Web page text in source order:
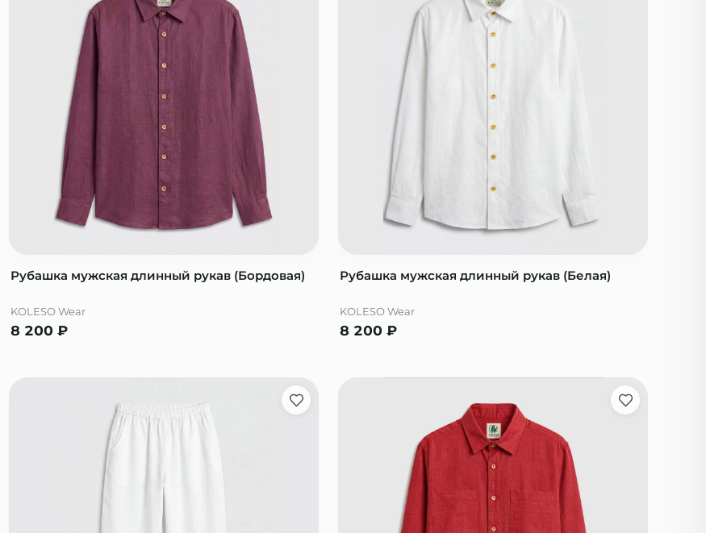
Рубашка мужская длинный рукав (Бордовая)
KOLESO Wear
8 200 ₽
Рубашка мужская длинный рукав (Белая)
KOLESO Wear
8 200 ₽